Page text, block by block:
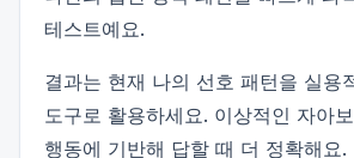
테스트예요.
결과는 현재 나의 선호 패턴을 실용
도구로 활용하세요. 이상적인 자아
행동에 기반해 답할 때 더 정확해요.